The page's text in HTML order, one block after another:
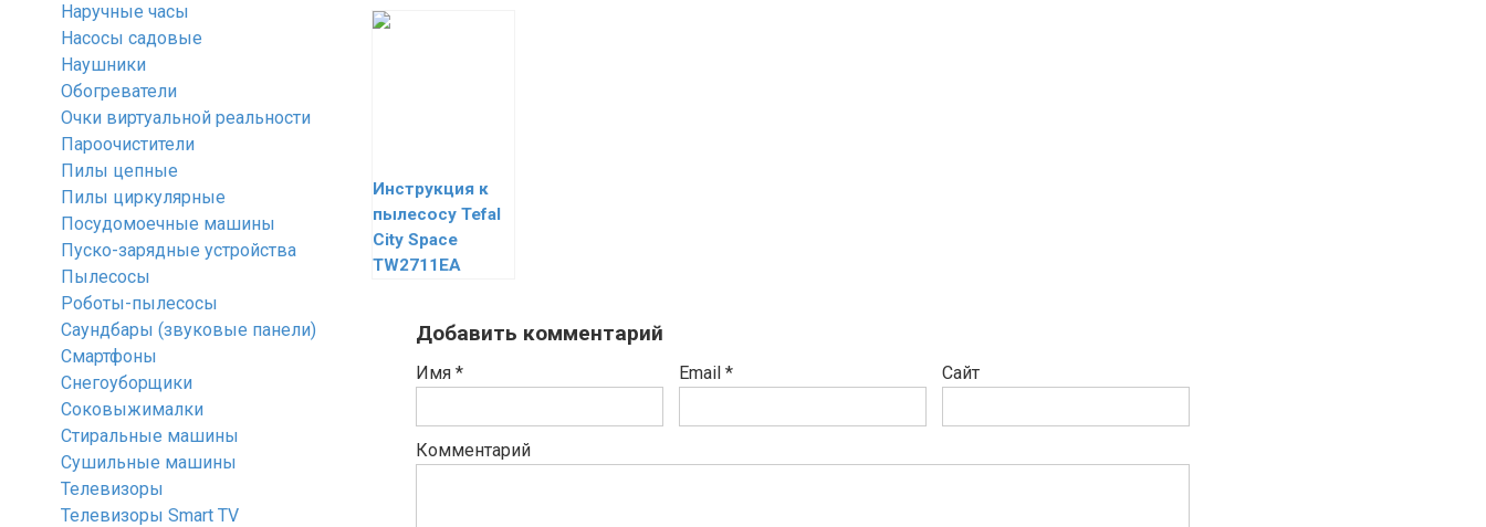
Инструкция к
пылесосу Tefal
City Space
TW2711EA
Добавить комментарий
Имя * Email * Сайт
Комментарий
Наручные часы
Насосы садовые
Наушники
Обогреватели
Очки виртуальной реальности
Пароочистители
Пилы цепные
Пилы циркулярные
Посудомоечные машины
Пуско-зарядные устройства
Пылесосы
Роботы-пылесосы
Саундбары (звуковые панели)
Смартфоны
Снегоуборщики
Соковыжималки
Стиральные машины
Сушильные машины
Телевизоры
Телевизоры Smart TV